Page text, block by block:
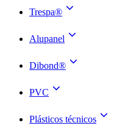
Trespa®
Alupanel
Dibond®
PVC
Plásticos técnicos